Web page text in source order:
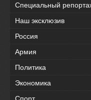
Специальный
Наш эксклюзив
Россия
Армия
Политика
Экономика
Спорт